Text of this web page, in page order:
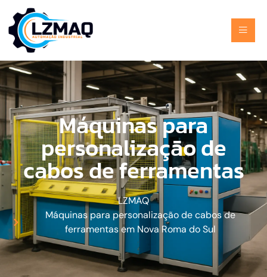
Máquinas para
personalização de
cabos de ferramentas
LZMAQ
Máquinas para personalização de cabos de
ferramentas em Nova Roma do Sul